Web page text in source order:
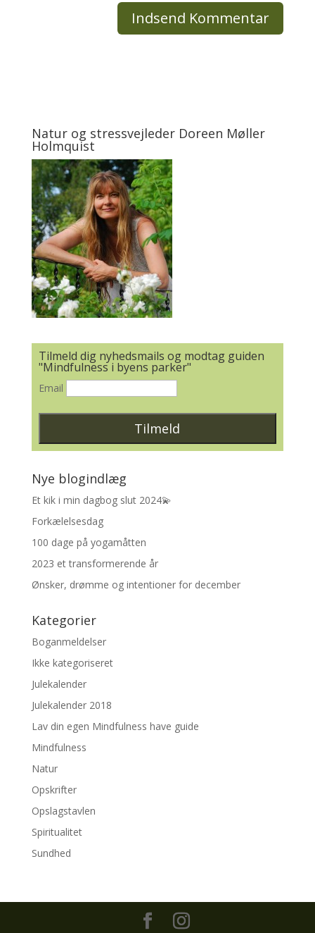
Natur og stressvejleder Doreen Møller
Holmquist
Tilmeld dig nyhedsmails og modtag guiden
"Mindfulness i byens parker"
Email
Nye blogindlæg
Et kik i min dagbog slut 2024💫
Forkælelsesdag
100 dage på yogamåtten
2023 et transformerende år
Ønsker, drømme og intentioner for december
Kategorier
Boganmeldelser
Ikke kategoriseret
Julekalender
Julekalender 2018
Lav din egen Mindfulness have guide
Mindfulness
Natur
Opskrifter
Opslagstavlen
Spiritualitet
Sundhed